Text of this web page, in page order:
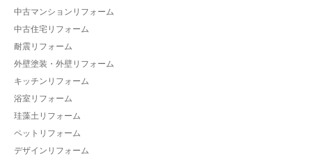
中古マンションリフォーム
中古住宅リフォーム
耐震リフォーム
外壁塗装・外壁リフォーム
キッチンリフォーム
浴室リフォーム
珪藻土リフォーム
ペットリフォーム
デザインリフォーム